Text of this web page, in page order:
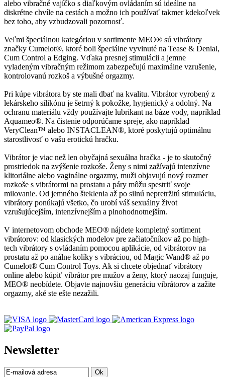
alebo vibračné vajíčko s diaľkovým ovládaním sú ideálne na
diskrétne chvíle na cestách a možno ich používať takmer kdekoľvek
bez toho, aby vzbudzovali pozornosť.
Veľmi špeciálnou kategóriou v sortimente MEO® sú vibrátory
značky Cumelot®, ktoré boli špeciálne vyvinuté na Tease & Denial,
Cum Control a Edging. Vďaka presnej stimulácii a jemne
vyladeným vibračným režimom zabezpečujú maximálne vzrušenie,
kontrolovanú rozkoš a výbušné orgazmy.
Pri kúpe vibrátora by ste mali dbať na kvalitu. Vibrátor vyrobený z
lekárskeho silikónu je šetrný k pokožke, hygienický a odolný. Na
ochranu materiálu vždy používajte lubrikant na báze vody, napríklad
Aquameo®. Na čistenie odporúčame spreje, ako napríklad
VeryClean™ alebo INSTACLEAN®, ktoré poskytujú optimálnu
starostlivosť o vašu erotickú hračku.
Vibrátor je viac než len obyčajná sexuálna hračka - je to skutočný
prostriedok na zvýšenie rozkoše. Ženy s nimi zažívajú intenzívne
klitoriálne alebo vaginálne orgazmy, muži objavujú nový rozmer
rozkoše s vibrátormi na prostatu a páry môžu spestriť svoje
milovanie. Od jemného šteklenia až po silnú nepretržitú stimuláciu,
vibrátory ponúkajú všetko, čo urobí váš sexuálny život
vzrušujúcejším, intenzívnejším a plnohodnotnejším.
V internetovom obchode MEO® nájdete kompletný sortiment
vibrátorov: od klasických modelov pre začiatočníkov až po high-
tech vibrátory s ovládaním pomocou aplikácie, od vibrátorov na
prostatu až po análne kolíky s vibráciou, od Magic Wand® až po
Cumelot® Cum Control Toys. Ak si chcete objednať vibrátory
online alebo kúpiť vibrátor pre mužov a ženy, ktorý naozaj funguje,
MEO® neobídete. Objavte najnovšiu generáciu vibrátorov a zažite
orgazmy, aké ste ešte nezažili.
Newsletter
Ok